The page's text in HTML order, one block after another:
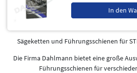
In den
Sägeketten und Führungsschienen für
Die Firma Dahlmann bietet eine große
Führungsschienen für